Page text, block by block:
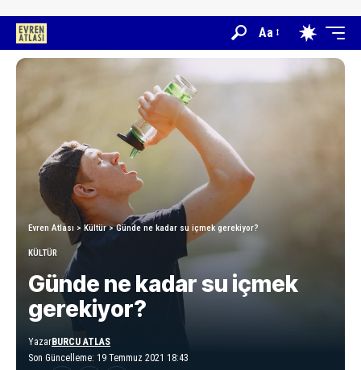
Aa
Evren Atlası > Kültür>Günde ne kadar su içmek gerekiyor?
KÜLTÜR
Günde ne kadar su içmek
gerekiyor?
Son Güncelleme: 19 Temmuz 2021 18:43
YazarBURCU ATLAS